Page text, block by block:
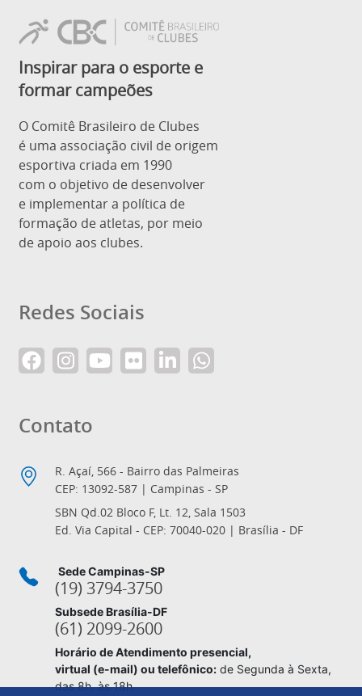
Inspirar para o esporte e
formar campeões
O Comitê Brasileiro de Clubes
é uma associação civil de origem
esportiva criada em 1990
com o objetivo de desenvolver
e implementar a política de
formação de atletas, por meio
de apoio aos clubes.
Redes Sociais
Contato
R. Açaí, 566 - Bairro das Palmeiras
CEP: 13092-587 | Campinas - SP
SBN Qd.02 Bloco F, Lt. 12, Sala 1503
Ed. Via Capital - CEP: 70040-020 | Brasília - DF
Sede Campinas-SP
(19) 3794-3750
Subsede Brasília-DF
(61) 2099-2600
Horário de Atendimento presencial,
virtual (e-mail) ou telefônico: de Segunda à Sexta,
das 8h. às 18h.